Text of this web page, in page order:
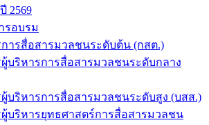
2569
รอบรม
ารสื่อสารมวลชนระดับต้น (กสต.)
บริหารการสื่อสารมวลชนระดับกลาง
บริหารการสื่อสารมวลชนระดับสูง (บสส.)
บริหารยุทธศาสตร์การสื่อสารมวลชน